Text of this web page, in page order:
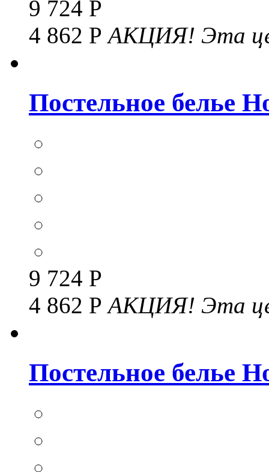
9 724 Р
4 862 РАКЦИЯ! Эта
Постельное белье
9 724 Р
4 862 РАКЦИЯ! Эта
Постельное белье